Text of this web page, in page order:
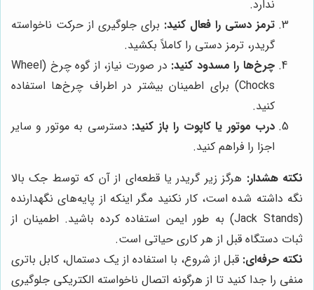
ندارد.
ترمز دستی را فعال کنید: برای جلوگیری از حرکت ناخواسته
گریدر، ترمز دستی را کاملاً بکشید.
چرخ‌ها را مسدود کنید:
در صورت نیاز، از گوه چرخ (Wheel
Chocks) برای اطمینان بیشتر در اطراف چرخ‌ها استفاده
کنید.
درب موتور یا کاپوت را باز کنید: دسترسی به موتور و سایر
اجزا را فراهم کنید.
نکته هشدار: هرگز زیر گریدر یا قطعه‌ای از آن که توسط جک بالا
نگه داشته شده است، کار نکنید مگر اینکه از پایه‌های نگهدارنده
(Jack Stands) به طور ایمن استفاده کرده باشید. اطمینان از
ثبات دستگاه قبل از هر کاری حیاتی است.
نکته حرفه‌ای: قبل از شروع، با استفاده از یک دستمال، کابل باتری
منفی را جدا کنید تا از هرگونه اتصال ناخواسته الکتریکی جلوگیری